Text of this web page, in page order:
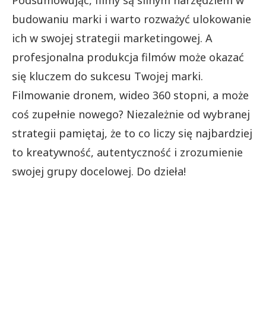
budowaniu marki i warto rozważyć ulokowanie
ich w swojej strategii marketingowej. A
profesjonalna produkcja filmów może okazać
się kluczem do sukcesu Twojej marki.
Filmowanie dronem, wideo 360 stopni, a może
coś zupełnie nowego? Niezależnie od wybranej
strategii pamiętaj, że to co liczy się najbardziej
to kreatywność, autentyczność i zrozumienie
swojej grupy docelowej. Do dzieła!